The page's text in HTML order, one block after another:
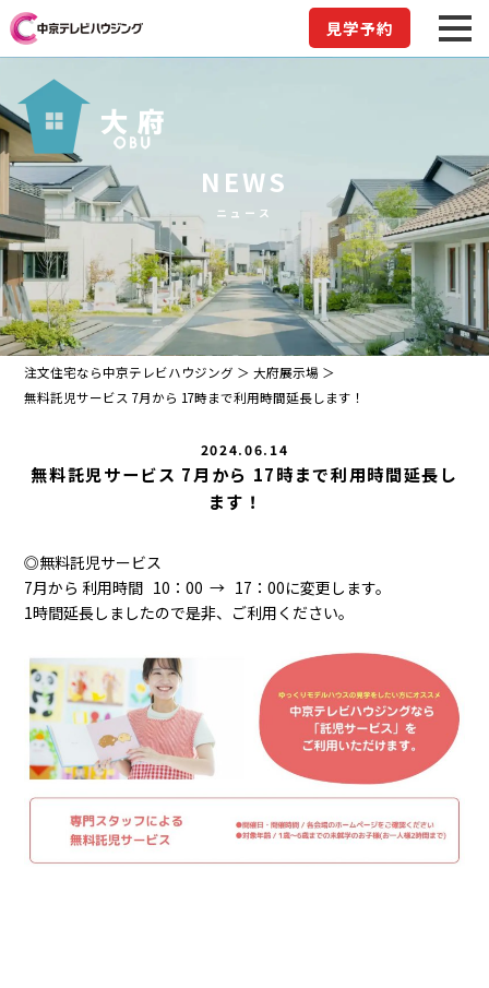
見学予約
NEWS
ニュース
注文住宅なら中京テレビハウジング
大府展示場
無料託児サービス 7月から 17時まで利用時間延長します！
2024.06.14
無料託児サービス 7月から 17時まで利用時間延長し
ます！
◎無料託児サービス
7月から 利用時間 10：00 → 17：00に変更します。
1時間延長しましたので是非、ご利用ください。